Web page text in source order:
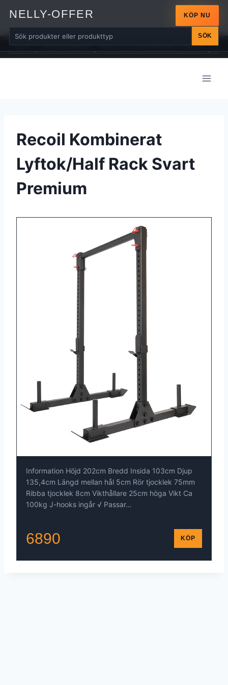
NELLY-OFFER
SÖK
KÖP NU
ALLA ARM-MASKINER BÄLTEN / DRAGREMMAR / LINDOR
Recoil Kombinerat
Lyftok/Half Rack Svart
Premium
Information Höjd 202cm Bredd Insida 103cm Djup
135,4cm Längd mellan hål 5cm Rör tjocklek 75mm
Ribba tjocklek 8cm Vikthållare 25cm höga Vikt Ca
100kg J-hooks ingår √ Passar…
6890 KÖP